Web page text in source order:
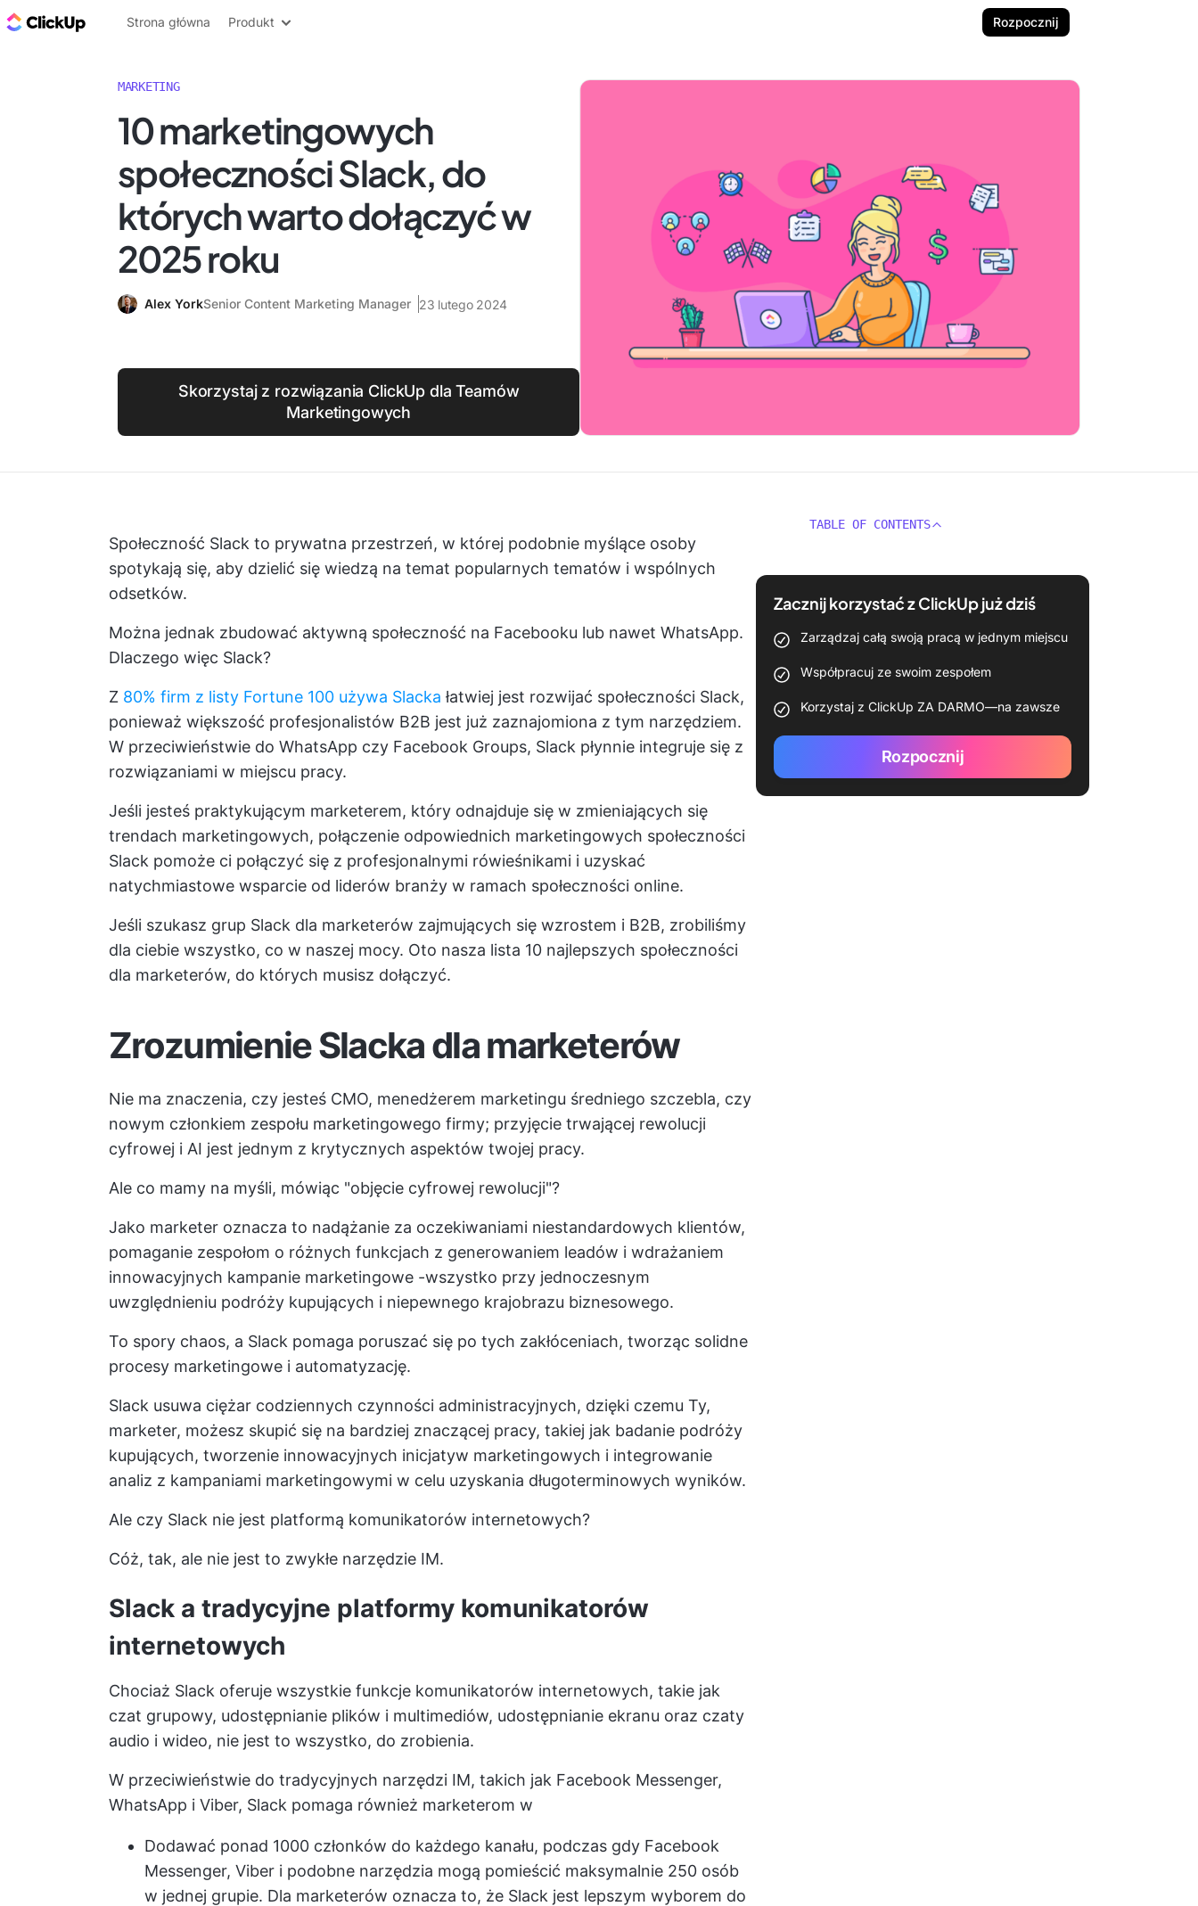
ClickUp Blog
Strona główna Produkt Rozpocznij
MARKETING
10 marketingowych
społeczności Slack, do
których warto dołączyć w
2025 roku
Alex YorkSenior Content Marketing Manager 23 lutego 2024
Skorzystaj z rozwiązania ClickUp dla Teamów
Marketingowych
Społeczność Slack to prywatna przestrzeń, w której podobnie myślące osoby
spotykają się, aby dzielić się wiedzą na temat popularnych tematów i wspólnych
odsetków.
Można jednak zbudować aktywną społeczność na Facebooku lub nawet WhatsApp.
Dlaczego więc Slack?
Z 80% firm z listy Fortune 100 używa Slacka łatwiej jest rozwijać społeczności Slack,
ponieważ większość profesjonalistów B2B jest już zaznajomiona z tym narzędziem.
W przeciwieństwie do WhatsApp czy Facebook Groups, Slack płynnie integruje się z
rozwiązaniami w miejscu pracy.
Jeśli jesteś praktykującym marketerem, który odnajduje się w zmieniających się
trendach marketingowych, połączenie odpowiednich marketingowych społeczności
Slack pomoże ci połączyć się z profesjonalnymi rówieśnikami i uzyskać
natychmiastowe wsparcie od liderów branży w ramach społeczności online.
Jeśli szukasz grup Slack dla marketerów zajmujących się wzrostem i B2B, zrobiliśmy
dla ciebie wszystko, co w naszej mocy. Oto nasza lista 10 najlepszych społeczności
dla marketerów, do których musisz dołączyć.
Zrozumienie Slacka dla marketerów
Nie ma znaczenia, czy jesteś CMO, menedżerem marketingu średniego szczebla, czy
nowym członkiem zespołu marketingowego firmy; przyjęcie trwającej rewolucji
cyfrowej i AI jest jednym z krytycznych aspektów twojej pracy.
Ale co mamy na myśli, mówiąc "objęcie cyfrowej rewolucji"?
Jako marketer oznacza to nadążanie za oczekiwaniami niestandardowych klientów,
pomaganie zespołom o różnych funkcjach z generowaniem leadów i wdrażaniem
innowacyjnych kampanie marketingowe -wszystko przy jednoczesnym
uwzględnieniu podróży kupujących i niepewnego krajobrazu biznesowego.
To spory chaos, a Slack pomaga poruszać się po tych zakłóceniach, tworząc solidne
procesy marketingowe i automatyzację.
Slack usuwa ciężar codziennych czynności administracyjnych, dzięki czemu Ty,
marketer, możesz skupić się na bardziej znaczącej pracy, takiej jak badanie podróży
kupujących, tworzenie innowacyjnych inicjatyw marketingowych i integrowanie
analiz z kampaniami marketingowymi w celu uzyskania długoterminowych wyników.
Ale czy Slack nie jest platformą komunikatorów internetowych?
Cóż, tak, ale nie jest to zwykłe narzędzie IM.
Slack a tradycyjne platformy komunikatorów
internetowych
Chociaż Slack oferuje wszystkie funkcje komunikatorów internetowych, takie jak
czat grupowy, udostępnianie plików i multimediów, udostępnianie ekranu oraz czaty
audio i wideo, nie jest to wszystko, do zrobienia.
W przeciwieństwie do tradycyjnych narzędzi IM, takich jak Facebook Messenger,
WhatsApp i Viber, Slack pomaga również marketerom w
Dodawać ponad 1000 członków do każdego kanału, podczas gdy Facebook
Messenger, Viber i podobne narzędzia mogą pomieścić maksymalnie 250 osób
w jednej grupie. Dla marketerów oznacza to, że Slack jest lepszym wyborem do
TABLE OF CONTENTS
Zacznij korzystać z ClickUp już dziś
Zarządzaj całą swoją pracą w jednym miejscu
Współpracuj ze swoim zespołem
Korzystaj z ClickUp ZA DARMO—na zawsze
Rozpocznij